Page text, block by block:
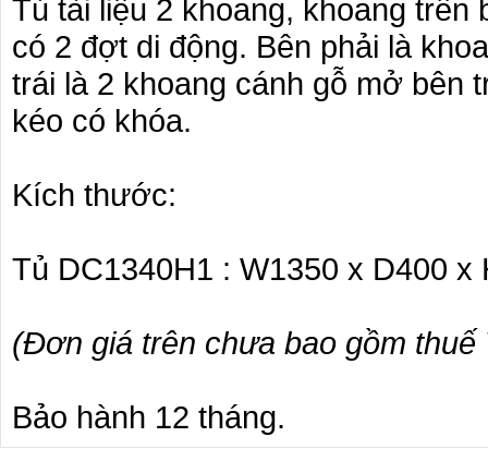
Tủ tài liệu 2 khoang, khoang
có 2 đợt di động. Bên phải là
trái là 2 khoang cánh gỗ mở bên
kéo có khóa.
Kích thước:
Tủ DC1340H1 : W1350 x D400
(Đơn giá trên chưa bao gồm thuế
Bảo hành 12 tháng.